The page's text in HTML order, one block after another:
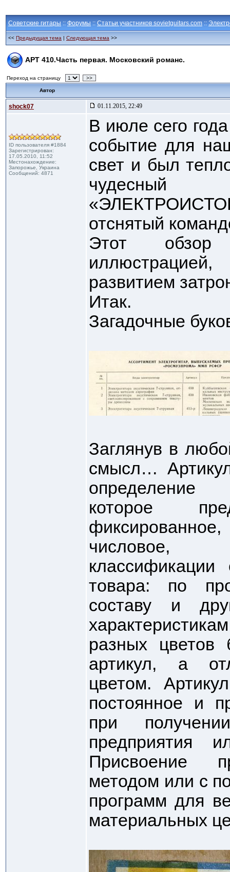
Советские гитары :: Форумы :: Статьи участников sovietguitars.com ::
<< Предыдущая тема | Следующая тема >>
АРТ 410.Часть первая. Московский романс.
Переход на страницу >>
Автор
shock07 01.11.2015, 22:49
ID пользователя #1884
Зарегистрирован:
17.05.2010, 11:52
Местонахождение:
Запорожье, Украина
Сообщений: 4871
В июле сего
событие для
свет и был
отснятый
Этот обзор
развитием
Итак.
Загадочные
Заглянув в
смысл…
определение
которое
числовое,
классификации
товара: по
составу и
разных цветов
артикул, а
цветом.
постоянное и
при
предприятия
Присвоение
методом или с
программ для
материальных